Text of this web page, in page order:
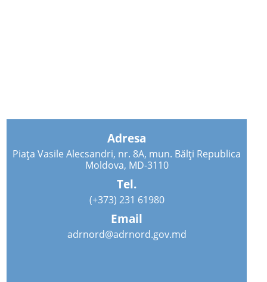
Adresa
Piața Vasile Alecsandri, nr. 8A, mun. Bălți Republica
Moldova, MD-3110
Tel.
(+373) 231 61980
Email
adrnord@adrnord.gov.md